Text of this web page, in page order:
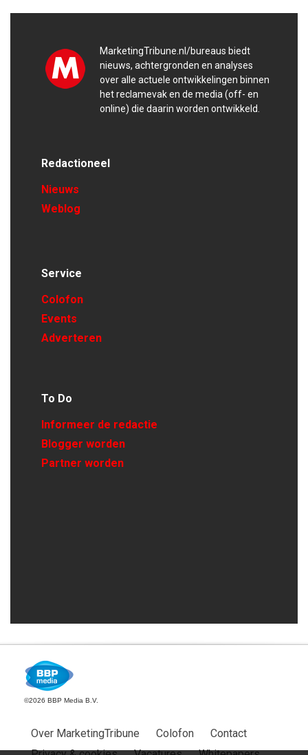
MarketingTribune.nl/bureaus biedt
nieuws, achtergronden en analyses
over alle actuele ontwikkelingen binnen
het reclamevak en de media (off- en
online) die daarin worden ontwikkeld.
Redactioneel
Nieuws
Weblog
Service
Colofon
Events
Adverteren
To Do
Informeer de redactie
Blogger worden
Partner worden
©2026 BBP Media B.V.
Over MarketingTribune Colofon
Contact